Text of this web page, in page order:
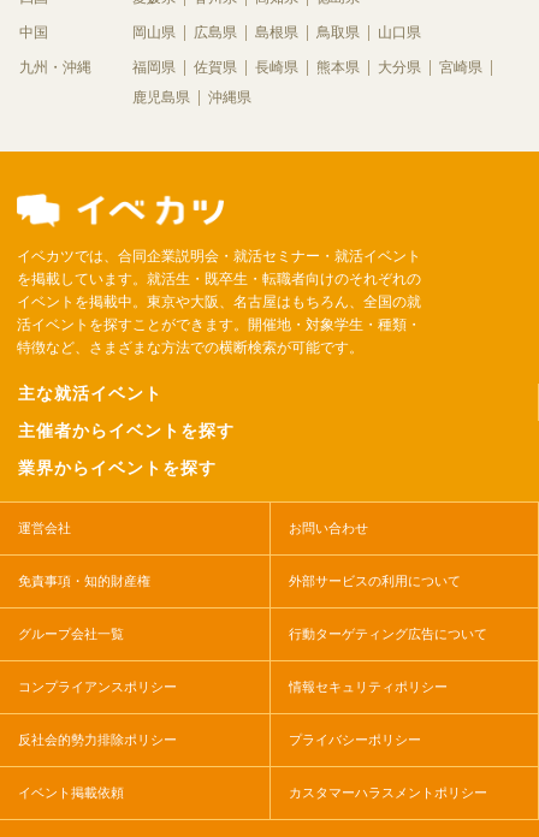
中国 岡山県 広島県 島根県 鳥取県 山口県
九州・沖縄 福岡県 佐賀県 長崎県 熊本県 大分県
宮崎県
鹿児島県
沖縄県
イベカツでは、合同企業説明会・就活セミナー・就活イベント
を掲載しています。就活生・既卒生・転職者向けのそれぞれの
イベントを掲載中。東京や大阪、名古屋はもちろん、全国の就
活イベントを探すことができます。開催地・対象学生・種類・
特徴など、さまざまな方法での横断検索が可能です。
主な就活イベント
主催者からイベントを探す
業界からイベントを探す
運営会社 お問い合わせ
免責事項・知的財産権 外部サービスの利用について
グループ会社一覧 行動ターゲティング広告について
コンプライアンスポリシー 情報セキュリティポリシー
反社会的勢力排除ポリシー プライバシーポリシー
イベント掲載依頼 カスタマーハラスメントポリシー